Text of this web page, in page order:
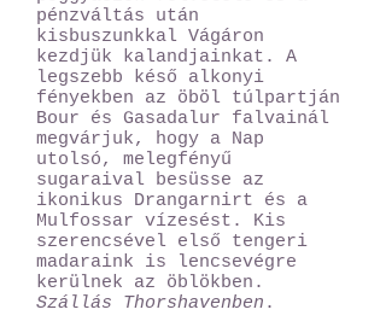
pénzváltás után
kisbuszunkkal Vágáron
kezdjük kalandjainkat. A
legszebb késő alkonyi
fényekben az öböl túlpartján
Bour és Gasadalur falvainál
megvárjuk, hogy a Nap
utolsó, melegfényű
sugaraival besüsse az
ikonikus Drangarnirt és a
Mulfossar vízesést. Kis
szerencsével első tengeri
madaraink is lencsevégre
kerülnek az öblökben.
Szállás Thorshavenben .